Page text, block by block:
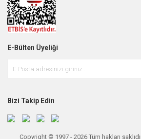
E-Bülten Üyeliği
Bizi Takip Edin
Copyright © 1997 - 2026 Tüm hakları